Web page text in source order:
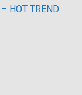
HOT TREND